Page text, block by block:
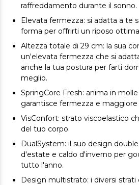
raffreddamento durante il sonno.
Elevata fermezza: si adatta a te
forma per offrirti un riposo
Altezza totale di 29 cm: la sua
un'elevata fermezza che si
anche la tua postura per farti
meglio.
SpringCore Fresh: anima in
garantisce fermezza e maggiore
VisConfort: strato viscoelastico
del tuo corpo.
DualSystem: il suo design
d'estate e caldo d'inverno per
tutto l'anno.
Design multistrato: i diversi strati